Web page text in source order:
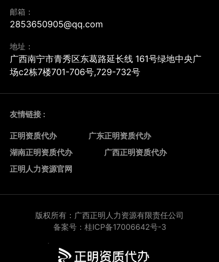
邮箱：
2853650905@qq.com
地址：
广西南宁市青秀区东葛路延长线 161号绿地中央广
场c2栋7楼701-706号,729-732号
友情链接 :
正明资质代办
广东正明资质代办
湖南正明资质代办
广西正明资质代办
正明人力资源官网
版权所有：广西正明人力资源有限责任公司
备案号：桂ICP备17006642号-3